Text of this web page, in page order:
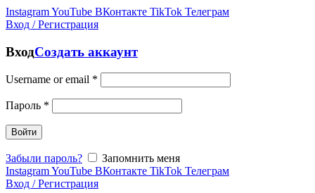
InstagramYouTube ВКонтакте TikTok Телеграм
Вход / Регистрация
ВходСоздать аккаунт
Username or email *
Пароль *
Войти
Забыли пароль?
Запомнить меня
InstagramYouTube ВКонтакте TikTok Телеграм
Вход / Регистрация